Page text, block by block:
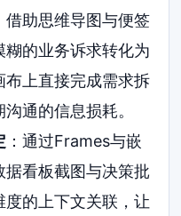
借助思维导图与便签
的业务诉求转化为
上直接完成需求拆
通的信息损耗。
：通过Frames与嵌
看板截图与决策批
的上下文关联，让